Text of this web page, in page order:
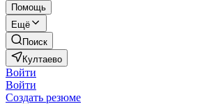
Помощь
Ещё
Поиск
Култаево
Войти
Войти
Создать резюме